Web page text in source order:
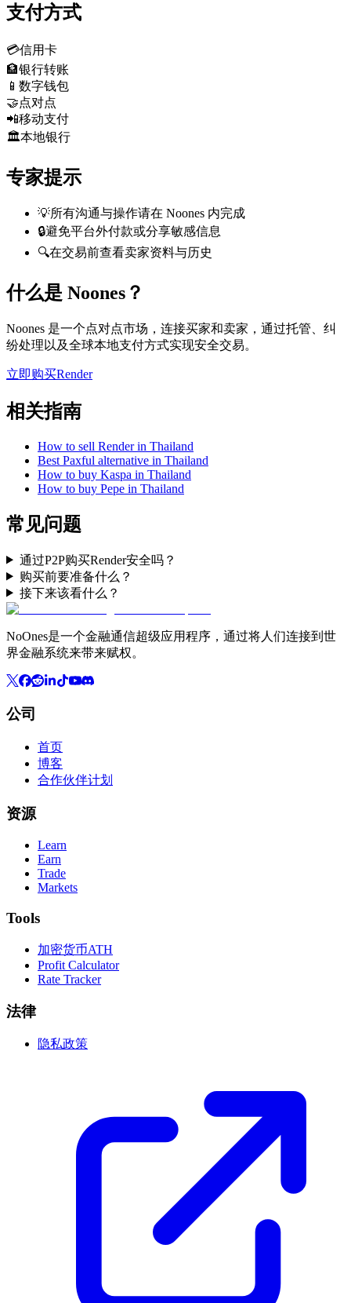
支付方式
💳信用卡
🏦银行转账
📱 数字钱包
🤝点对点
📲移动支付
🏛️本地银行
专家提示
💡所有沟通与操作请在 Noones 内完成
🔒避免平台外付款或分享敏感信息
🔍在交易前查看卖家资料与历史
什么是 Noones？
Noones 是一个点对点市场，连接买家和卖家，通过托管、纠
纷处理以及全球本地支付方式实现安全交易。
立即购买Render
相关指南
How to sell Render in Thailand
Best Paxful alternative in Thailand
How to buy Kaspa in Thailand
How to buy Pepe in Thailand
常见问题
通过P2P购买Render安全吗？
购买前要准备什么？
接下来该看什么？
NoOnes是一个金融通信超级应用程序，通过将人们连接到世
界金融系统来带来赋权。
公司
首页
博客
合作伙伴计划
资源
Learn
Earn
Trade
Markets
Tools
加密货币ATH
Profit Calculator
Rate Tracker
法律
隐私政策